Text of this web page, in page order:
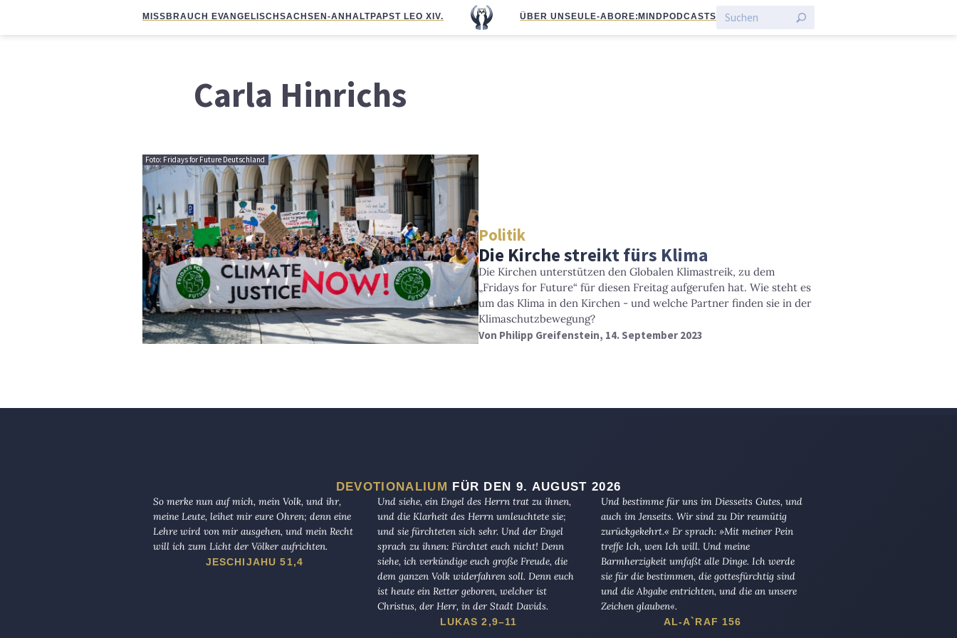
MISSBRAUCH EVANGELISCHSACHSEN-ANHALTPAPST LEO XIV. ÜBER UNS EULE-ABO RE:MIND PODCASTS
Carla Hinrichs
Foto: Fridays for Future Deutschland
Politik
Die Kirche streikt fürs Klima
Die Kirchen unterstützen den Globalen Klimastreik, zu dem
„Fridays for Future“ für diesen Freitag aufgerufen hat. Wie steht es
um das Klima in den Kirchen - und welche Partner finden sie in der
Klimaschutzbewegung?
Von Philipp Greifenstein, 14. September 2023
DEVOTIONALIUM FÜR DEN 9. AUGUST 2026
So merke nun auf mich, mein Volk, und ihr,
meine Leute, leihet mir eure Ohren; denn eine
Lehre wird von mir ausgehen, und mein Recht
will ich zum Licht der Völker aufrichten.
JESCHIJAHU 51,4
Und siehe, ein Engel des Herrn trat zu ihnen,
und die Klarheit des Herrn umleuchtete sie;
und sie fürchteten sich sehr. Und der Engel
sprach zu ihnen: Fürchtet euch nicht! Denn
siehe, ich verkündige euch große Freude, die
dem ganzen Volk widerfahren soll. Denn euch
ist heute ein Retter geboren, welcher ist
Christus, der Herr, in der Stadt Davids.
LUKAS 2,9–11
Und bestimme für uns im Diesseits Gutes, und
auch im Jenseits. Wir sind zu Dir reumütig
zurückgekehrt.« Er sprach: »Mit meiner Pein
treffe Ich, wen Ich will. Und meine
Barmherzigkeit umfaßt alle Dinge. Ich werde
sie für die bestimmen, die gottesfürchtig sind
und die Abgabe entrichten, und die an unsere
Zeichen glauben«.
AL-A`RAF 156